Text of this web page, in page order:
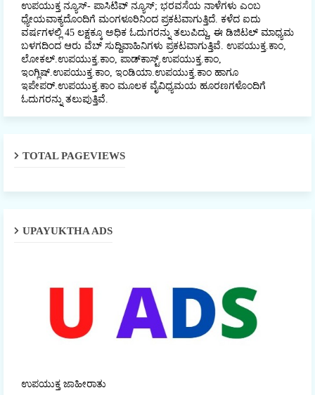
ಉಪಯುಕ್ತ ನ್ಯೂಸ್- ಪಾಸಿಟಿವ್ ನ್ಯೂಸ್; ಭರವಸೆಯ ನಾಳೆಗಳು ಎಂಬ
ಧ್ಯೇಯವಾಕ್ಯದೊಂದಿಗೆ ಮಂಗಳೂರಿನಿಂದ ಪ್ರಕಟವಾಗುತ್ತಿದೆ. ಕಳೆದ ಐದು
ವರ್ಷಗಳಲ್ಲಿ 45 ಲಕ್ಷಕ್ಕೂ ಅಧಿಕ ಓದುಗರನ್ನು ತಲುಪಿದ್ದು, ಈ ಡಿಜಿಟಲ್‌ ಮಾಧ್ಯಮ
ಬಳಗದಿಂದ ಆರು ವೆಬ್ ಸುದ್ದಿವಾಹಿನಿಗಳು ಪ್ರಕಟವಾಗುತ್ತಿವೆ. ಉಪಯುಕ್ತ.ಕಾಂ,
ಲೋಕಲ್‌.ಉಪಯುಕ್ತ.ಕಾಂ, ಪಾಡ್‌ಕಾಸ್ಟ್‌.ಉಪಯುಕ್ತ.ಕಾಂ,
ಇಂಗ್ಲಿಷ್.ಉಪಯುಕ್ತ.ಕಾಂ, ಇಂಡಿಯಾ.ಉಪಯುಕ್ತ.ಕಾಂ ಹಾಗೂ
ಇಪೇಪರ್‌.ಉಪಯುಕ್ತ.ಕಾಂ ಮೂಲಕ ವೈವಿಧ್ಯಮಯ ಹೂರಣಗಳೊಂದಿಗೆ
ಓದುಗರನ್ನು ತಲುಪುತ್ತಿವೆ.
TOTAL PAGEVIEWS
UPAYUKTHA ADS
ಉಪಯುಕ್ತ ಜಾಹೀರಾತು